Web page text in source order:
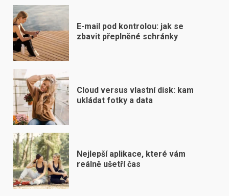
E-mail pod kontrolou: jak se
zbavit přeplněné schránky
Cloud versus vlastní disk: kam
ukládat fotky a data
Nejlepší aplikace, které vám
reálně ušetří čas